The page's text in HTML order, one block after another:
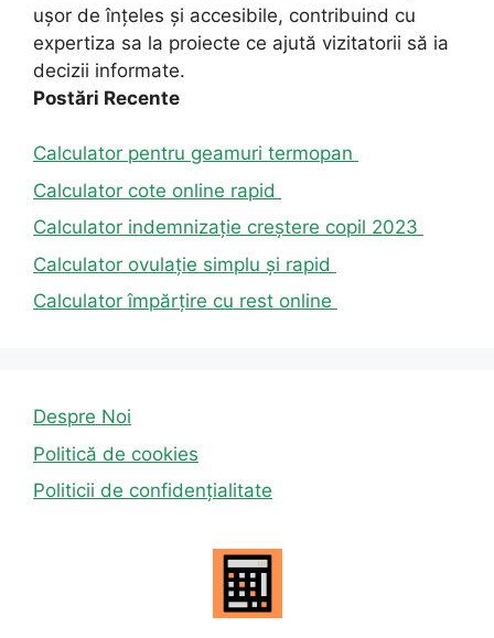
ușor de înțeles și accesibile, contribuind cu
expertiza sa la proiecte ce ajută vizitatorii să ia
decizii informate.
Postări Recente
Calculator pentru geamuri termopan
Calculator cote online rapid
Calculator indemnizație creștere copil 2023
Calculator ovulație simplu și rapid
Calculator împărțire cu rest online
Despre Noi
Politică de cookies
Politicii de confidențialitate